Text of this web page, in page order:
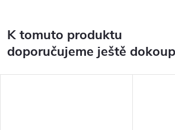
K tomuto produktu
doporučujeme ještě